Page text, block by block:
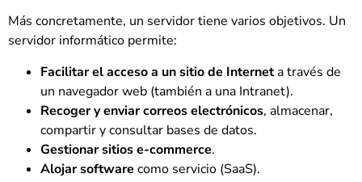
Más concretamente, un servidor tiene varios objetivos. Un
servidor informático permite:
Facilitar el acceso a un sitio de Interneta través de
un navegador web (también a una Intranet).
Recoger y enviar correos electrónicos, almacenar,
compartir y consultar bases de datos.
Gestionar sitios e-commerce.
Alojar software como servicio (SaaS).